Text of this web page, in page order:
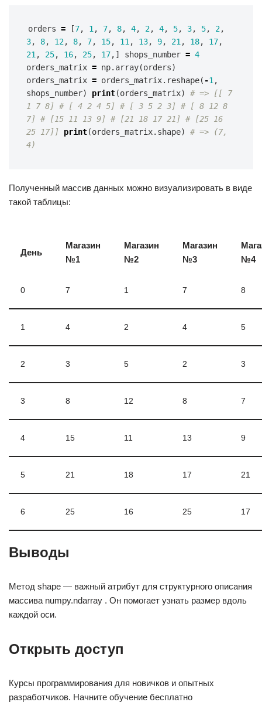
orders = [7, 1 , 7, 8, 4, 2, 4, 5, 3, 5, 2,
3, 8, 12, 8, 7, 15, 11 , 13, 9, 21 , 18, 17,
21 , 25, 16, 25, 17,] shops_number = 4
orders_matrix = np. array(orders)
orders_matrix = orders_matrix. reshape( -1 ,
shops_number) print(orders_matrix)
# => [[ 7
1 7 8] # [ 4 2 4 5] # [ 3 5 2 3] # [ 8 12 8
7] # [15 11 13 9] # [21 18 17 21] # [25 16
25 17]]
print(orders_matrix. shape)
# => (7,
4)
Полученный массив данных можно визуализировать в виде
такой таблицы:
День
Магазин
№1
Магазин
№2
Магазин
№3
№4
0 7 1 7 8
1 4 2 4 5
2 3 5 2 3
3 8 12 8 7
4 15 11 13 9
5 21 18 17 21
6 25 16 25 17
Выводы
Метод shape — важный атрибут для структурного описания
массива numpy.ndarray . Он помогает узнать размер вдоль
каждой оси.
Открыть доступ
Курсы программирования для новичков и опытных
разработчиков. Начните обучение бесплатно